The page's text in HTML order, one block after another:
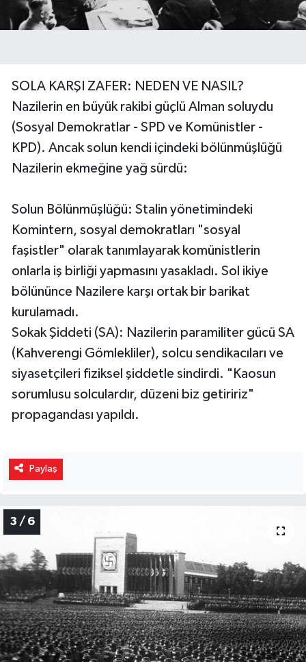
SOLA KARŞI ZAFER: NEDEN VE NASIL?
Nazilerin en büyük rakibi güçlü Alman soluydu
(Sosyal Demokratlar - SPD ve Komünistler -
KPD). Ancak solun kendi içindeki bölünmüşlüğü
Nazilerin ekmeğine yağ sürdü:
Solun Bölünmüşlüğü: Stalin yönetimindeki
Komintern, sosyal demokratları "sosyal
faşistler" olarak tanımlayarak komünistlerin
onlarla iş birliği yapmasını yasakladı. Sol ikiye
bölününce Nazilere karşı ortak bir barikat
kurulamadı.
Sokak Şiddeti (SA): Nazilerin paramiliter gücü SA
(Kahverengi Gömlekliler), solcu sendikacıları ve
siyasetçileri fiziksel şiddetle sindirdi. "Kaosun
sorumlusu solculardır, düzeni biz getiririz"
propagandası yapıldı.
Paylaş
3 / 6